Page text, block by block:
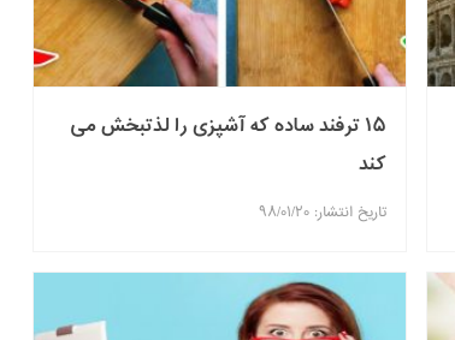
۱۵ ترفند ساده که آشپزی را لذتبخش می
کند
تاریخ انتشار: ۹۸/۰۱/۲۰